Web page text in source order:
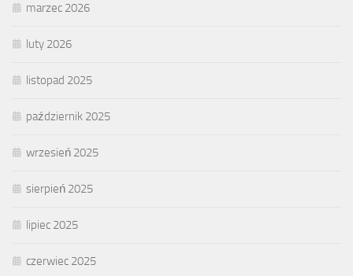
marzec 2026
luty 2026
listopad 2025
październik 2025
wrzesień 2025
sierpień 2025
lipiec 2025
czerwiec 2025